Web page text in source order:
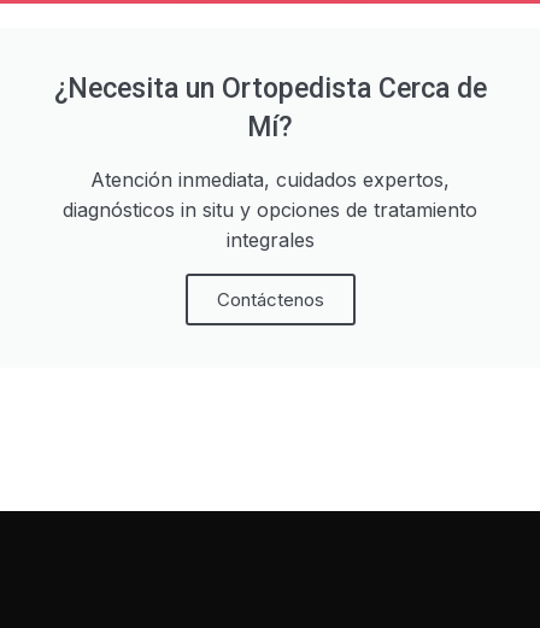
¿Necesita un Ortopedista Cerca de
Mí?
Atención inmediata, cuidados expertos,
diagnósticos in situ y opciones de tratamiento
integrales
Contáctenos